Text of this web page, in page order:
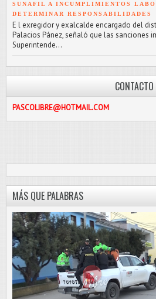
SUNAFIL A INCUMPLIMIENTOS
DETERMINAR RESPONSABILIDADES
E l exregidor y exalcalde encargado del
Palacios Pánez, señaló que las sanciones
Superintende...
CONTACTO
MÁS QUE PALABRAS